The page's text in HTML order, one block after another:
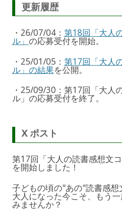
更新履歴
・26/07/04： 第18回「大人
ル」 の応募受付を開始。
・25/01/05： 第17回「大人
ル」の結果を公開。
・25/09/30：第17回「大人
ル」の応募受付を終了。
X ポスト
第17回「大人の読書感想文
を開始しました！
子どもの頃の"あの"読書感想
大人になった今こそ、もう
みませんか？